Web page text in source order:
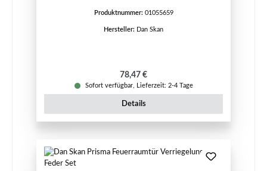
Produktnummer: 01055659
Hersteller: Dan Skan
Regulärer Preis:
78,47 €
Sofort verfügbar, Lieferzeit: 2-4 Tage
Details